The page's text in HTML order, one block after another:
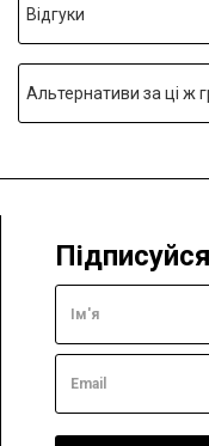
Відгуки
Альтернативи за ці ж